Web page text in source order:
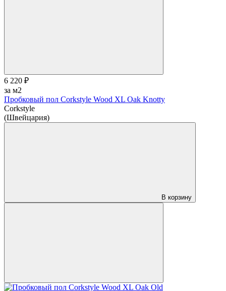
6 220 ₽
за м2
Пробковый пол Corkstyle Wood XL Oak Knotty
Corkstyle
(Швейцария)
В корзину